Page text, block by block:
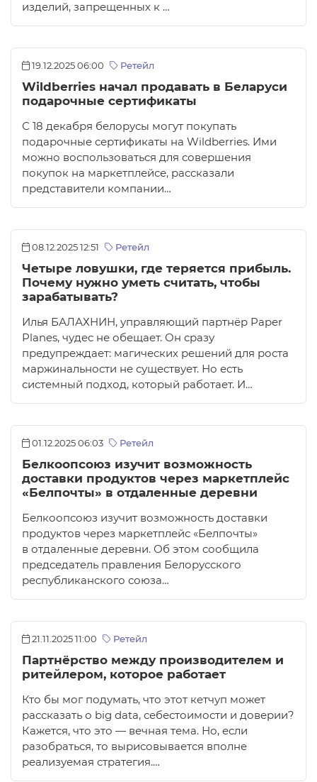
изделий, запрещенных к …
19.12.2025 06:00 Ретейл
Wildberries начал продавать в Беларуси
подарочные сертификаты
С 18 декабря белорусы могут покупать
подарочные сертификаты на Wildberries. Ими
можно воспользоваться для совершения
покупок на маркетплейсе, рассказали
представители компании…
08.12.2025 12:51 Ретейл
Четыре ловушки, где теряется прибыль.
Почему нужно уметь считать, чтобы
зарабатывать?
Илья БАЛАХНИН, управляющий партнёр Paper
Planes, чудес не обещает. Он сразу
предупреждает: магических решений для роста
маржинальности не существует. Но есть
системный подход, который работает. И…
01.12.2025 06:03 Ретейл
Белкоопсоюз изучит возможность
доставки продуктов через маркетплейс
«Белпочты» в отдаленные деревни
Белкоопсоюз изучит возможность доставки
продуктов через маркетплейс «Белпочты»
в отдаленные деревни. Об этом сообщила
председатель правления Белорусского
республиканского союза…
21.11.2025 11:00 Ретейл
Партнёрство между производителем и
ритейлером, которое работает
Кто бы мог подумать, что этот кетчуп может
рассказать о big data, себестоимости и доверии?
Кажется, что это — вечная тема. Но, если
разобраться, то вырисовывается вполне
реализуемая стратегия.…